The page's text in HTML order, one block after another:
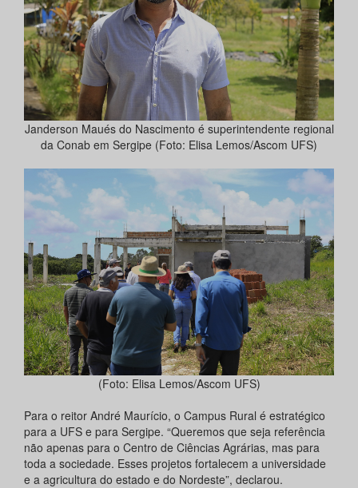
Janderson Maués do Nascimento é superintendente regional
da Conab em Sergipe (Foto: Elisa Lemos/Ascom UFS)
(Foto: Elisa Lemos/Ascom UFS)
Para o reitor André Maurício, o Campus Rural é estratégico
para a UFS e para Sergipe. “Queremos que seja referência
não apenas para o Centro de Ciências Agrárias, mas para
toda a sociedade. Esses projetos fortalecem a universidade
e a agricultura do estado e do Nordeste”, declarou.